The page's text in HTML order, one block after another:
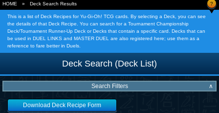
HOME » Deck Search Results ?
This is a list of Deck Recipes for Yu-Gi-Oh! TCG cards. By selecting a Deck, you can see
the details of that Deck Recipe. You can search for a Tournament Championship
Deck/Tournament Runner-Up Deck or Decks that contain a specific card. Decks that can
be used in DUEL LINKS and MASTER DUEL are also registered here; use them as a
reference to fare better in Duels.
Deck Search (Deck List)
Search Filters ∧
Download Deck Recipe Form